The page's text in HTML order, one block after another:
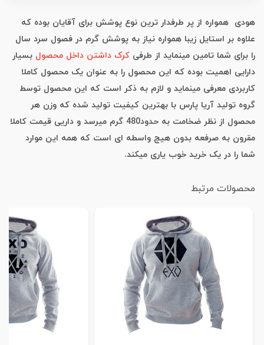
هودی همواره از پر طرفدار ترین نوع پوشش برای آقایان بوده که
علاوه بر استایل زیبا همواره نیاز به پوشش گرم در فصول سرد سال
را برای شما تامین مینماید از طرفی کرک داشتن داخل محصول بسیار
دارایی اهمیت بوده که این محصول را به عنوان یک محصول کاملا
کاربردی معرفی مینماید و لازم به ذکر است که این محصول توسط
گروه تولید آریا پارس با بهترین کیفیت تولید شده که وزن هر
محصول از نظر ضخامت به حدود480 گرم میرسد و داریی قیمت کاملا
مقرون به صرفعه بدون هیچ واسطه ای است که همه این موارد
شما را در یک خرید خوب یاری میکند.
محصولات مرتبط